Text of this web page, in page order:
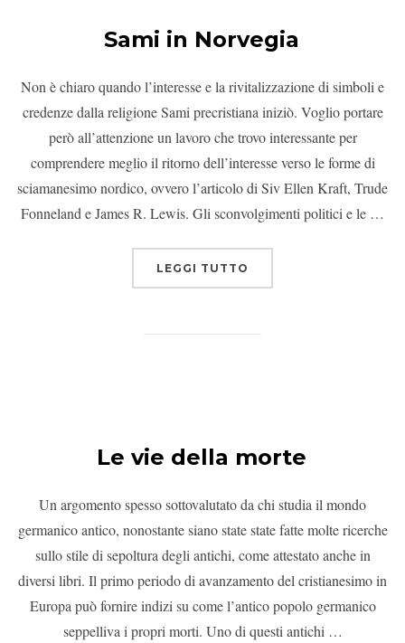
Sami in Norvegia
Non è chiaro quando l’interesse e la rivitalizzazione di simboli e
credenze dalla religione Sami precristiana iniziò. Voglio portare
però all’attenzione un lavoro che trovo interessante per
comprendere meglio il ritorno dell’interesse verso le forme di
sciamanesimo nordico, ovvero l’articolo di Siv Ellen Kraft, Trude
Fonneland e James R. Lewis. Gli sconvolgimenti politici e le …
LEGGI TUTTO
Le vie della morte
Un argomento spesso sottovalutato da chi studia il mondo
germanico antico, nonostante siano state state fatte molte ricerche
sullo stile di sepoltura degli antichi, come attestato anche in
diversi libri. Il primo periodo di avanzamento del cristianesimo in
Europa può fornire indizi su come l’antico popolo germanico
seppelliva i propri morti. Uno di questi antichi …